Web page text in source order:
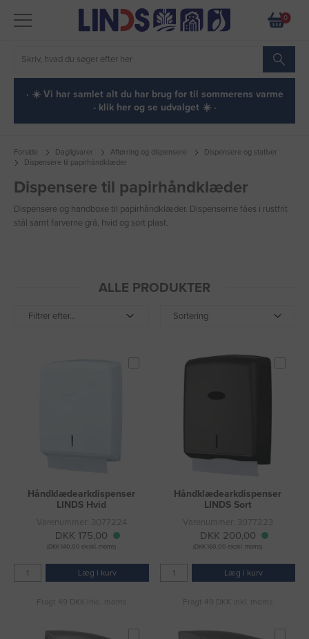
0
· ☀️ Vi har samlet alt du har brug for til sommerens varme
- klik her og se udvalget ☀️ ·
Forside Dagligvarer Aftørring og dispensere
Dispensere og stativer
Dispensere til papirhåndklæder
Dispensere til papirhåndklæder
Dispensere og handboxe til papirhåndklæder. Dispenserne fåes i rustfrit
stål samt farverne grå, hvid og sort plast.
ALLE PRODUKTER
Filtrer efter... Sortering
Håndklædearkdispenser
LINDS Hvid
Varenummer: 3077224
DKK 175,00
(DKK 140,00 ekskl. moms)
Læg i kurv
Fragt 49 DKK inkl. moms
Håndklædearkdispenser
LINDS Sort
Varenummer: 3077223
DKK 200,00
(DKK 160,00 ekskl. moms)
Læg i kurv
Fragt 49 DKK inkl. moms